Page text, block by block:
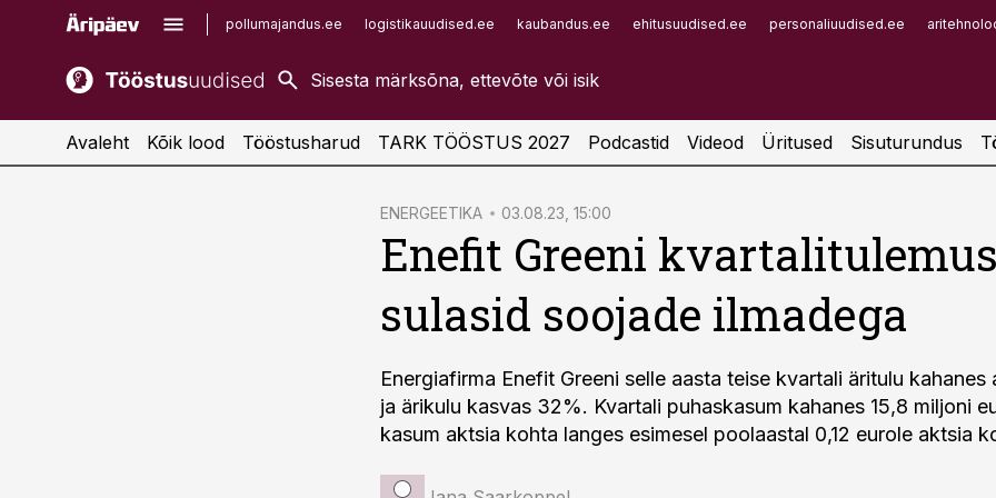
pollumajandus.ee logistikauudised.ee kaubandus.ee ehitusuudised.ee personaliuudised.ee
kaubandus.ee
kinnisvarauudised.ee
imelineajalugu.ee
Infopank
Avaleht Kõik lood Tööstusharud TARK TÖÖSTUS 2027 Podcastid Videod Üritused Sisuturundus
ENERGEETIKA 03.08.23, 15:00
Enefit Greeni
sulasid soojade ilmadega
Energiafirma Enefit Greeni selle aasta teise kvartali äritulu kahanes
ja ärikulu kasvas 32%. Kvartali puhaskasum kahanes 15,8 miljoni
kasum aktsia kohta langes esimesel poolaastal 0,12 eurole aktsia